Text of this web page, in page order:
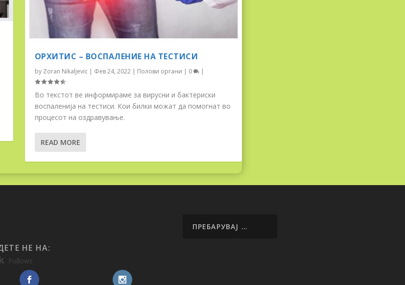
ОРХИТИС – ВОСПАЛЕНИЕ НА ТЕСТИСИ
by Zoran Nikaljevic| Фев 24, 2022| Полови органи | 0 |
Во текстот ве информираме за вирусни и бактериски
воспаленија на тестиси. Кои билки можат да помогнат во
процесот на оздравување.
READ MORE
НЕ НА:
Follows